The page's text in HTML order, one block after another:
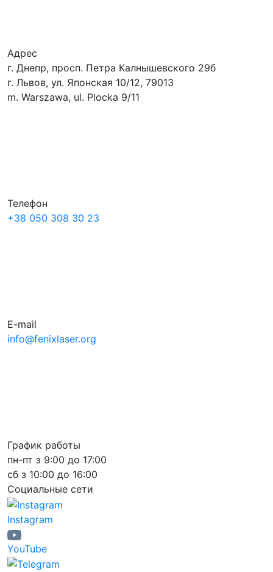
Адрес
г. Днепр, просп. Петра Калнышевского 29б
г. Львов, ул. Японская 10/12, 79013
m. Warszawa, ul. Plocka 9/11
Телефон
+38 050 308 30 23
E-mail
info@fenixlaser.org
График работы
пн-пт з 9:00 до 17:00
сб з 10:00 до 16:00
Социальные сети
Instagram
YouTube